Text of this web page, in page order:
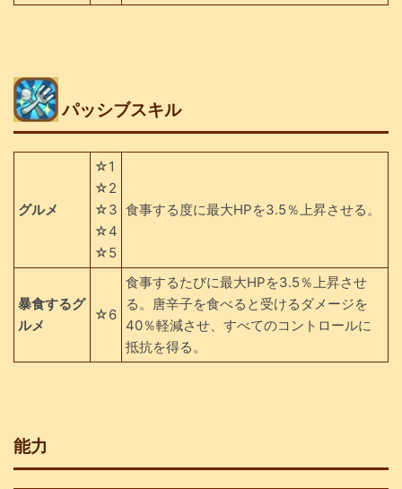
パッシブスキル
グルメ
☆1
☆2
☆3
☆4
☆5
食事する度に最大HPを3.5％上昇させる。
暴食するグ
ルメ
☆6
食事するたびに最大HPを3.5％上昇させ
る。唐辛子を食べると受けるダメージを
40％軽減させ、すべてのコントロールに
抵抗を得る。
能力